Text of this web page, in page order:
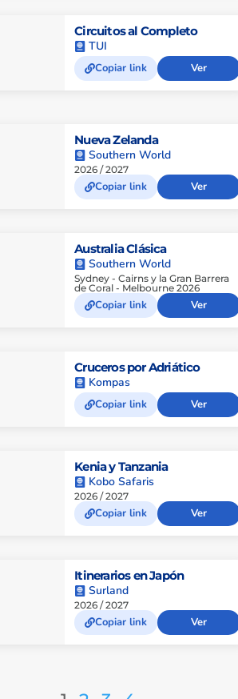
Circuitos al Completo
TUI
Copiar link Ver
Nueva Zelanda
Southern World
2026 / 2027
Copiar link Ver
Australia Clásica
Southern World
Sydney - Cairns y la Gran Barrera
de Coral - Melbourne 2026
Copiar link Ver
Cruceros por Adriático
Kompas
Copiar link Ver
Kenia y Tanzania
Kobo Safaris
2026 / 2027
Copiar link Ver
Itinerarios en Japón
Surland
2026 / 2027
Copiar link Ver